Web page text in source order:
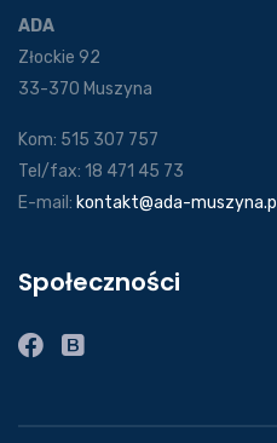
ADA
Złockie 92
33-370 Muszyna
Kom: 515 307 757
Tel/fax: 18 471 45 73
E-mail: kontakt@ada-muszyna.pl
Społeczności